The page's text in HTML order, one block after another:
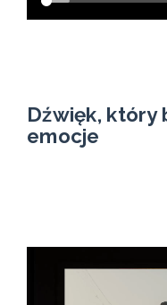
Dźwięk, który
emocje